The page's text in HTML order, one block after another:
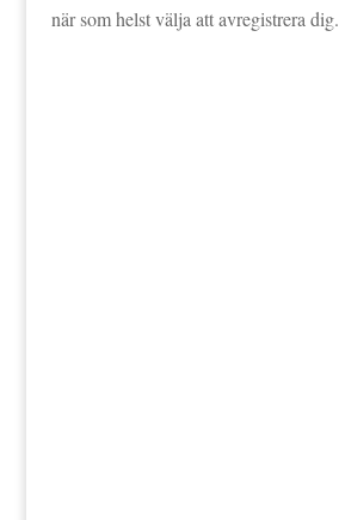
när som helst välja att avregistrera dig.